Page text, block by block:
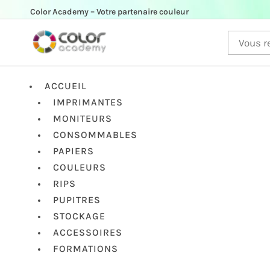
Color Academy – Votre partenaire couleur
ACCUEIL
IMPRIMANTES
MONITEURS
CONSOMMABLES
PAPIERS
COULEURS
RIPS
PUPITRES
STOCKAGE
ACCESSOIRES
FORMATIONS